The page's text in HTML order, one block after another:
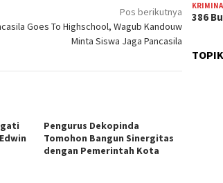
Pos berikutnya
Goes To Highschool, Wagub Kandouw
Minta Siswa Jaga Pancasila
Pengurus Dekopinda
Tomohon Bangun Sinergitas
dengan Pemerintah Kota
386